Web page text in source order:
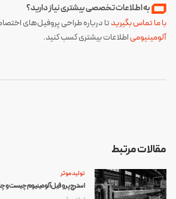
به اطلاعات تخصصی بیشتری نیاز دارید؟
با ما تماس بگیریدتا درباره طراحی پروفیل‌های
آلومینیومی‌اطلاعات بیشتری کسب کنید.
مقالات مرتبط
تولید موثر
استرچ پروفیل آلومینیوم چیست